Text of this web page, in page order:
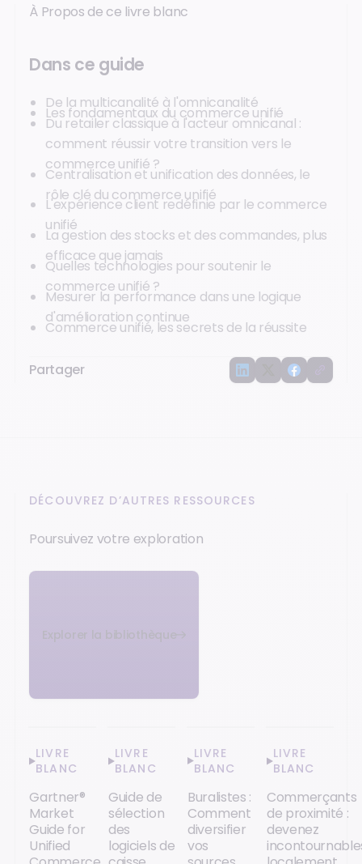
À Propos de ce livre blanc
Dans ce guide
De la multicanalité à l'omnicanalité
Les fondamentaux du commerce unifié
Du retailer classique à l'acteur omnicanal :
comment réussir votre transition vers le
commerce unifié ?
Centralisation et unification des données, le
rôle clé du commerce unifié
L'expérience client redéfinie par le commerce
unifié
La gestion des stocks et des commandes, plus
efficace que jamais
Quelles technologies pour soutenir le
commerce unifié ?
Mesurer la performance dans une logique
d'amélioration continue
Commerce unifié, les secrets de la réussite
Partager
DÉCOUVREZ D’AUTRES RESSOURCES
Poursuivez votre exploration
Explorer la bibliothèque
LIVRE
BLANC
Gartner®
Market
Guide for
Unified
LIVRE
BLANC
Guide de
sélection
des
logiciels de
LIVRE
BLANC
Buralistes :
Comment
diversifier
vos
LIVRE
BLANC
Commerçants
de proximité :
devenez